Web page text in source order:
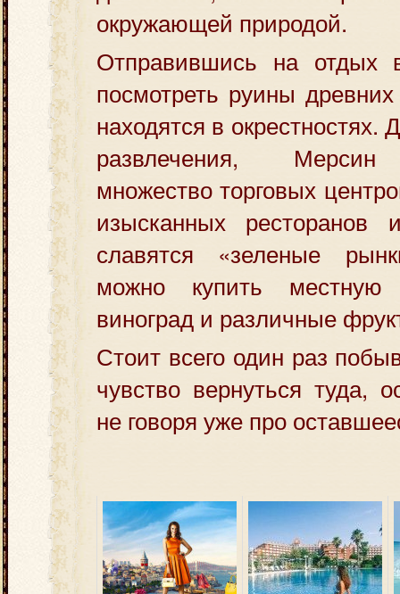
окружающей природой.
Отправившись на
посмотреть руины
находятся в окрестностях.
развлечения, Мерсин
множество торговых
изысканных ресторанов
славятся «зеленые
можно купить местную
виноград и различные
Стоит всего один раз
чувство вернуться туда,
не говоря уже про